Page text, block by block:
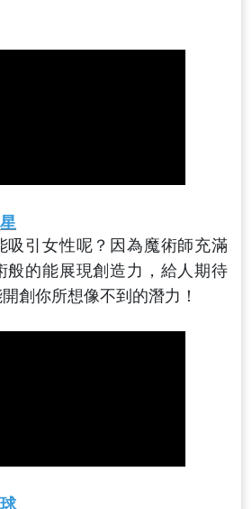
吸引女性呢？因為魔術師充滿
般的能展現創造力，給人期待
創你所想像不到的潛力！